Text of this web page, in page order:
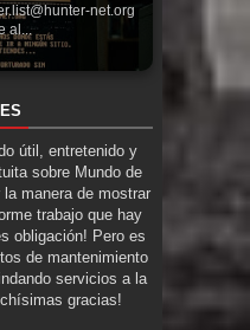
net.org
al...
útil, entretenido y
sobre Mundo de
manera de mostrar
trabajo que hay
obligación! Pero es
de mantenimiento
servicios a la
gracias!